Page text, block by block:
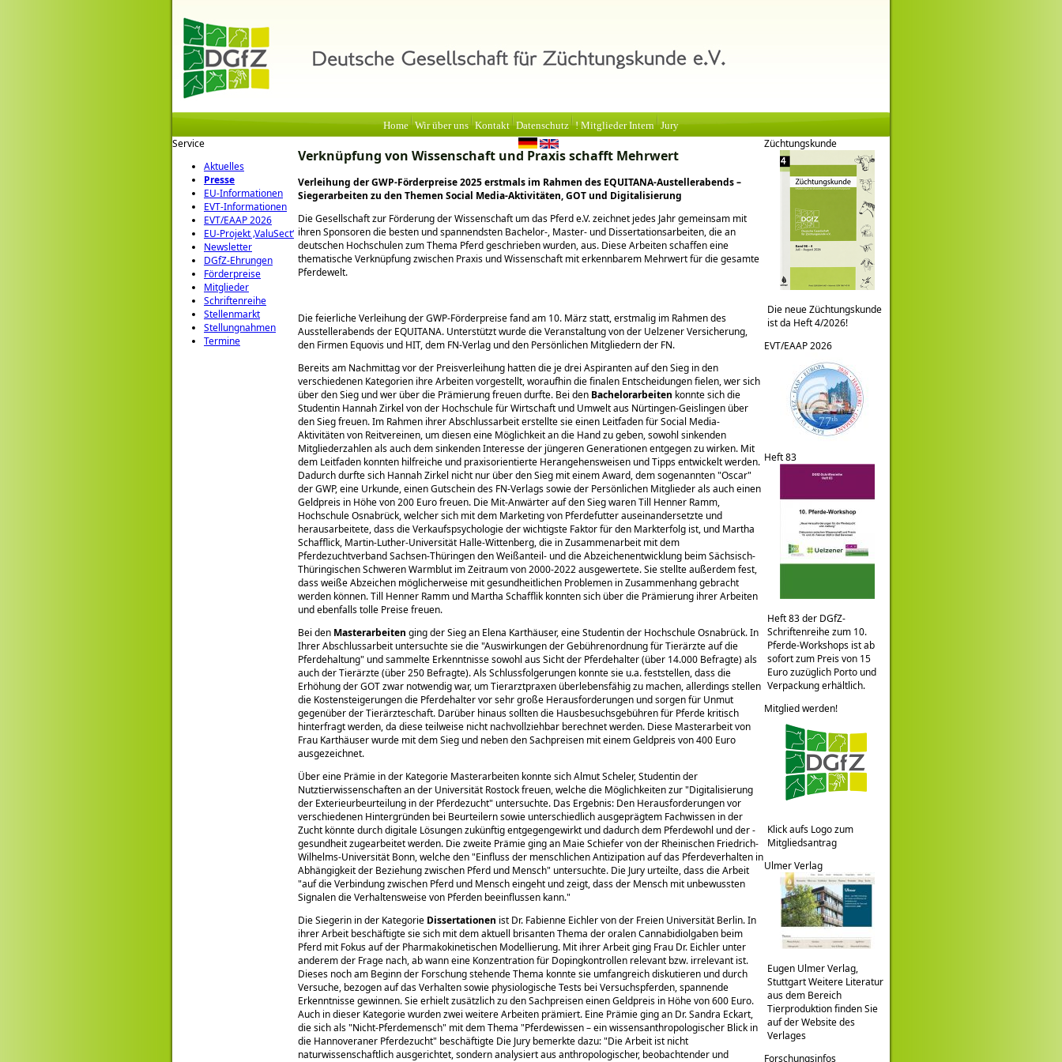
Home Wir über uns Kontakt Datenschutz ! Mitglieder Intern Jury
Service
Aktuelles
Presse
EU-Informationen
EVT-Informationen
EVT/EAAP 2026
EU-Projekt ‚ValuSect‘
Newsletter
DGfZ-Ehrungen
Förderpreise
Mitglieder
Schriftenreihe
Stellenmarkt
Stellungnahmen
Termine
Verknüpfung von Wissenschaft und Praxis schafft Mehrwert
Verleihung der GWP-Förderpreise 2025 erstmals im Rahmen des EQUITANA-Austellerabends –
Siegerarbeiten zu den Themen Social Media-Aktivitäten, GOT und Digitalisierung
Die Gesellschaft zur Förderung der Wissenschaft um das Pferd e.V. zeichnet jedes Jahr gemeinsam mit
ihren Sponsoren die besten und spannendsten Bachelor-, Master- und Dissertationsarbeiten, die an
deutschen Hochschulen zum Thema Pferd geschrieben wurden, aus. Diese Arbeiten schaffen eine
thematische Verknüpfung zwischen Praxis und Wissenschaft mit erkennbarem Mehrwert für die gesamte
Pferdewelt.
Die feierliche Verleihung der GWP-Förderpreise fand am 10. März statt, erstmalig im Rahmen des
Ausstellerabends der EQUITANA. Unterstützt wurde die Veranstaltung von der Uelzener Versicherung,
den Firmen Equovis und HIT, dem FN-Verlag und den Persönlichen Mitgliedern der FN.
Bereits am Nachmittag vor der Preisverleihung hatten die je drei Aspiranten auf den Sieg in den
verschiedenen Kategorien ihre Arbeiten vorgestellt, woraufhin die finalen Entscheidungen fielen, wer sich
über den Sieg und wer über die Prämierung freuen durfte. Bei den Bachelorarbeiten konnte sich die
Studentin Hannah Zirkel von der Hochschule für Wirtschaft und Umwelt aus Nürtingen-Geislingen über
den Sieg freuen. Im Rahmen ihrer Abschlussarbeit erstellte sie einen Leitfaden für Social Media-
Aktivitäten von Reitvereinen, um diesen eine Möglichkeit an die Hand zu geben, sowohl sinkenden
Mitgliederzahlen als auch dem sinkenden Interesse der jüngeren Generationen entgegen zu wirken. Mit
dem Leitfaden konnten hilfreiche und praxisorientierte Herangehensweisen und Tipps entwickelt werden.
Dadurch durfte sich Hannah Zirkel nicht nur über den Sieg mit einem Award, dem sogenannten Oscar
der GWP, eine Urkunde, einen Gutschein des FN-Verlags sowie der Persönlichen Mitglieder als auch einen
Geldpreis in Höhe von 200 Euro freuen. Die Mit-Anwärter auf den Sieg waren Till Henner Ramm,
Hochschule Osnabrück, welcher sich mit dem Marketing von Pferdefutter auseinandersetzte und
herausarbeitete, dass die Verkaufspsychologie der wichtigste Faktor für den Markterfolg ist, und Martha
Schafflick, Martin-Luther-Universität Halle-Wittenberg, die in Zusammenarbeit mit dem
Pferdezuchtverband Sachsen-Thüringen den Weißanteil- und die Abzeichenentwicklung beim Sächsisch-
Thüringischen Schweren Warmblut im Zeitraum von 2000-2022 ausgewertete. Sie stellte außerdem fest,
dass weiße Abzeichen möglicherweise mit gesundheitlichen Problemen in Zusammenhang gebracht
werden können. Till Henner Ramm und Martha Schafflik konnten sich über die Prämierung ihrer Arbeiten
und ebenfalls tolle Preise freuen.
Bei den Masterarbeiten ging der Sieg an Elena Karthäuser, eine Studentin der Hochschule Osnabrück. In
Ihrer Abschlussarbeit untersuchte sie die Auswirkungen der Gebührenordnung für Tierärzte auf die
Pferdehaltung und sammelte Erkenntnisse sowohl aus Sicht der Pferdehalter (über 14.000 Befragte) als
auch der Tierärzte (über 250 Befragte). Als Schlussfolgerungen konnte sie u.a. feststellen, dass die
Erhöhung der GOT zwar notwendig war, um Tierarztpraxen überlebensfähig zu machen, allerdings stellen
die Kostensteigerungen die Pferdehalter vor sehr große Herausforderungen und sorgen für Unmut
gegenüber der Tierärzteschaft. Darüber hinaus sollten die Hausbesuchsgebühren für Pferde kritisch
hinterfragt werden, da diese teilweise nicht nachvollziehbar berechnet werden. Diese Masterarbeit von
Frau Karthäuser wurde mit dem Sieg und neben den Sachpreisen mit einem Geldpreis von 400 Euro
ausgezeichnet.
Über eine Prämie in der Kategorie Masterarbeiten konnte sich Almut Scheler, Studentin der
Nutztierwissenschaften an der Universität Rostock freuen, welche die Möglichkeiten zur Digitalisierung
der Exterieurbeurteilung in der Pferdezucht untersuchte. Das Ergebnis: Den Herausforderungen vor
verschiedenen Hintergründen bei Beurteilern sowie unterschiedlich ausgeprägtem Fachwissen in der
Zucht könnte durch digitale Lösungen zukünftig entgegengewirkt und dadurch dem Pferdewohl und der -
gesundheit zugearbeitet werden. Die zweite Prämie ging an Maie Schiefer von der Rheinischen Friedrich-
Wilhelms-Universität Bonn, welche den Einfluss der menschlichen Antizipation auf das Pferdeverhalten in
Abhängigkeit der Beziehung zwischen Pferd und Mensch untersuchte. Die Jury urteilte, dass die Arbeit
auf die Verbindung zwischen Pferd und Mensch eingeht und zeigt, dass der Mensch mit unbewussten
Signalen die Verhaltensweise von Pferden beeinflussen kann.
Die Siegerin in der Kategorie Dissertationen ist Dr. Fabienne Eichler von der Freien Universität Berlin. In
ihrer Arbeit beschäftigte sie sich mit dem aktuell brisanten Thema der oralen Cannabidiolgaben beim
Pferd mit Fokus auf der Pharmakokinetischen Modellierung. Mit ihrer Arbeit ging Frau Dr. Eichler unter
anderem der Frage nach, ab wann eine Konzentration für Dopingkontrollen relevant bzw. irrelevant ist.
Dieses noch am Beginn der Forschung stehende Thema konnte sie umfangreich diskutieren und durch
Versuche, bezogen auf das Verhalten sowie physiologische Tests bei Versuchspferden, spannende
Erkenntnisse gewinnen. Sie erhielt zusätzlich zu den Sachpreisen einen Geldpreis in Höhe von 600 Euro.
Auch in dieser Kategorie wurden zwei weitere Arbeiten prämiert. Eine Prämie ging an Dr. Sandra Eckart,
die sich als Nicht-Pferdemensch mit dem Thema Pferdewissen – ein wissensanthropologischer Blick in
die Hannoveraner Pferdezucht beschäftigte Die Jury bemerkte dazu: Die Arbeit ist nicht
naturwissenschaftlich ausgerichtet, sondern analysiert aus anthropologischer, beobachtender und
Züchtungskunde
Die neue Züchtungskunde
ist da Heft 4/2026!
EVT/EAAP 2026
Heft 83
Heft 83 der DGfZ-
Schriftenreihe zum 10.
Pferde-Workshops ist ab
sofort zum Preis von 15
Euro zuzüglich Porto und
Verpackung erhältlich.
Mitglied werden!
Klick aufs Logo zum
Mitgliedsantrag
Ulmer Verlag
Eugen Ulmer Verlag,
Stuttgart Weitere Literatur
aus dem Bereich
Tierproduktion finden Sie
auf der Website des
Verlages
Forschungsinfos